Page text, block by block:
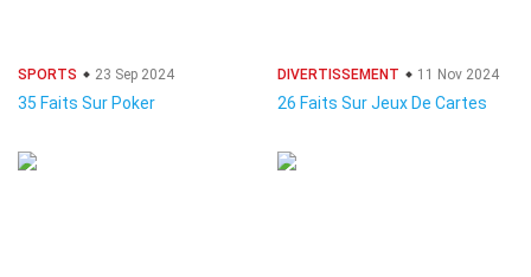
SPORTS 23 Sep 2024
35 Faits Sur Poker
DIVERTISSEMENT 11 Nov 2024
26 Faits Sur Jeux De Cartes